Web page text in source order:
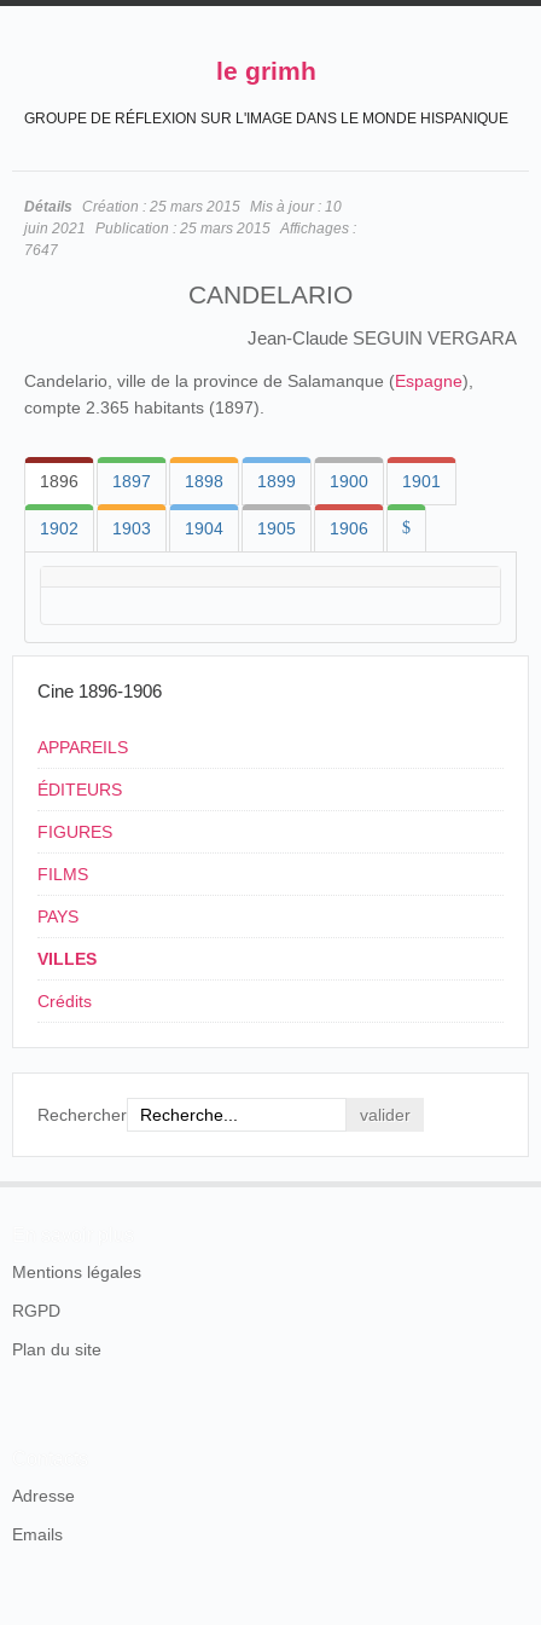
le grimh
GROUPE DE RÉFLEXION SUR L'IMAGE DANS LE MONDE HISPANIQUE
Détails Création : 25 mars 2015 Mis à jour : 10
juin 2021
Publication : 25 mars 2015 Affichages :
7647
CANDELARIO
Jean-Claude SEGUIN VERGARA
Candelario, ville de la province de Salamanque (Espagne),
compte 2.365 habitants (1897).
1896 1897 1898 1899 1900 1901
1902 1903 1904 1905 1906 $
Cine 1896-1906
APPAREILS
ÉDITEURS
FIGURES
FILMS
PAYS
VILLES
Crédits
Rechercher
Mentions légales
RGPD
Plan du site
Adresse
Emails